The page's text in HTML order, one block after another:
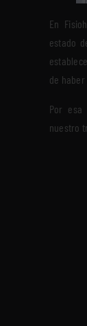
En
estado
de
Por esa
nuestro